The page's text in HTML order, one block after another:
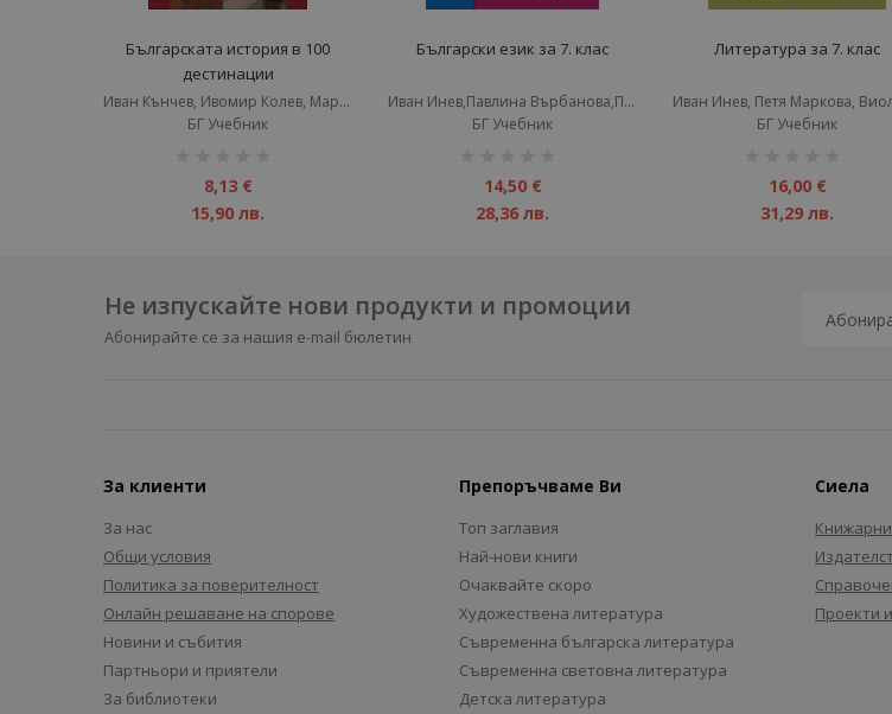
Българската история в 100
дестинации
Иван Кънчев, Ивомир Колев, Марио Мишев
БГ Учебник
8,13 €
15,90 лв.
Български език за 7. клас
Иван Инев,Павлина Върбанова,Петя Маркова
БГ Учебник
14,50 €
28,36 лв.
Литература за 7. клас
БГ Учебник
16,00 €
31,29 лв.
Не изпускайте нови продукти и промоции
Абонирайте се за нашия e-mail бюлетин
За клиенти
За нас
Общи условия
Политика за поверителност
Онлайн решаване на спорове
Новини и събития
Партньори и приятели
За библиотеки
Препоръчваме Ви
Топ заглавия
Най-нови книги
Очаквайте скоро
Художествена литература
Съвременна българска литература
Съвременна световна литература
Детска литература
Сиела
Проекти